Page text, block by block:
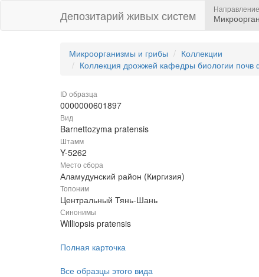
Депозитарий живых систем Направление
Микроорганизмы и грибы
Коллекции
Коллекция дрожжей кафедры биологии почв
ID образца
0000000601897
Вид
Barnettozyma pratensis
Штамм
Y-5262
Место сбора
Аламудунский район (Киргизия)
Топоним
Центральный Тянь-Шань
Синонимы
Williopsis pratensis
Полная карточка
Все образцы этого вида